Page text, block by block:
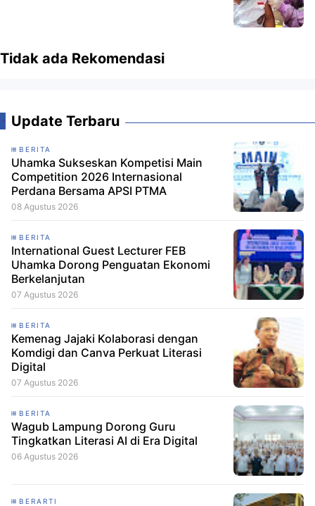
Tidak ada Rekomendasi
Update Terbaru
BERITA
Uhamka Sukseskan Kompetisi Main
Competition 2026 Internasional
Perdana Bersama APSI PTMA
08 Agustus 2026
BERITA
International Guest Lecturer FEB
Uhamka Dorong Penguatan Ekonomi
Berkelanjutan
07 Agustus 2026
BERITA
Kemenag Jajaki Kolaborasi dengan
Komdigi dan Canva Perkuat Literasi
Digital
07 Agustus 2026
BERITA
Wagub Lampung Dorong Guru
Tingkatkan Literasi AI di Era Digital
06 Agustus 2026
BERARTI